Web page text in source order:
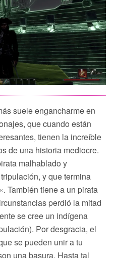
suele engancharme en
que cuando están
tienen la increíble
de una historia mediocre.
malhablado y
y que termina
«. También tiene a un pirata
perdió la mitad
se cree un indígena
Por desgracia, el
se pueden unir a tu
una basura. Hasta tal